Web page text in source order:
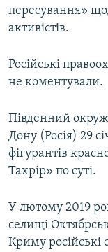
пересування»
активістів.
Російські
не коментували.
Південний
Дону (Росія) 29
фігурантів
Тахрір» по суті.
У лютому 2019
селищі
Криму